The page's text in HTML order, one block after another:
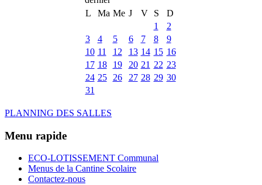
L
Ma Me J V S
D
1
2
3
4 5 6 7 8
9
10 11 12 13 14 15 16
17 18 19 20 21 22 23
24 25 26 27 28 29 30
31
PLANNING DES SALLES
Menu rapide
ECO-LOTISSEMENT Communal
Menus de la Cantine Scolaire
Contactez-nous